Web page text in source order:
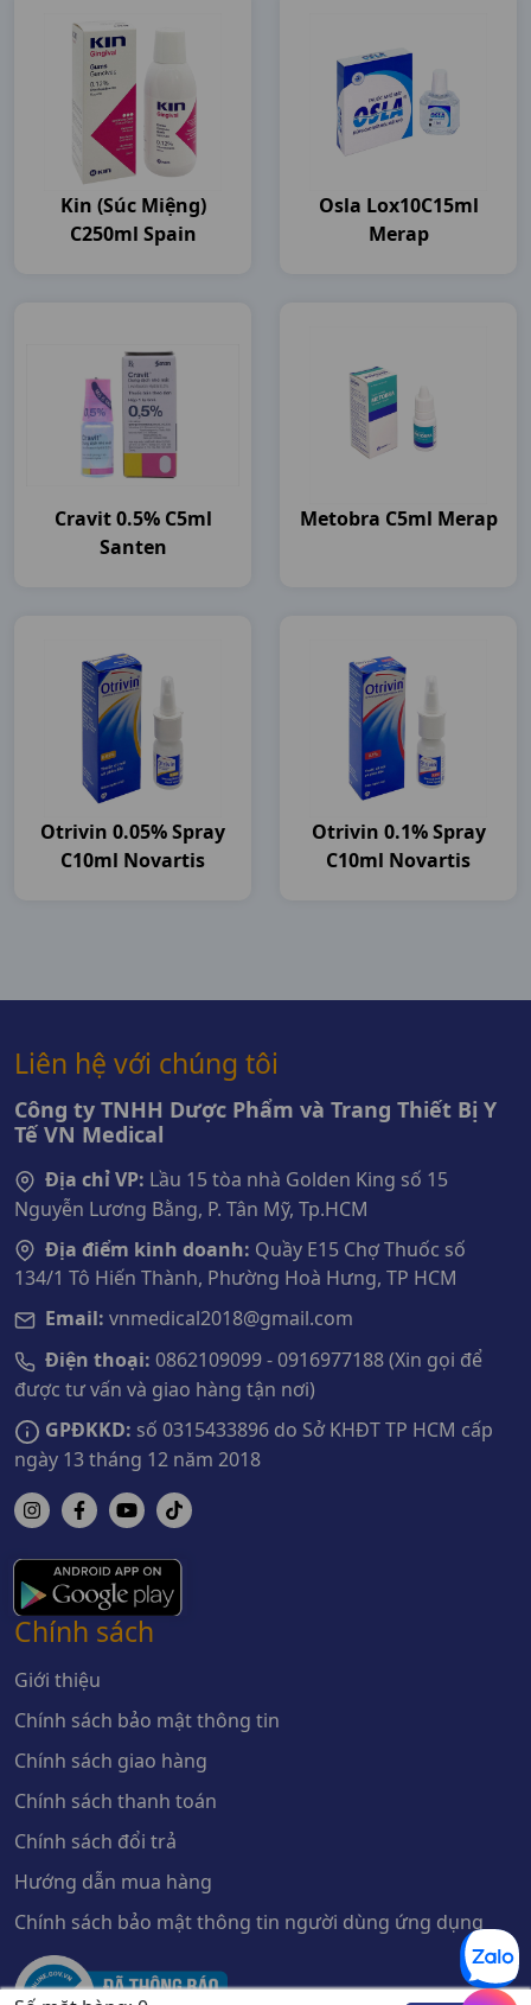
Kin (súc Miệng)
C250ml Spain
Osla Lox10C15ml
Merap
Cravit 0.5% C5ml
Santen
Metobra C5ml Merap
Otrivin 0.05% Spray
C10ml Novartis
Otrivin 0.1% Spray
C10ml Novartis
Liên hệ với chúng tôi
Công ty TNHH Dược Phẩm và Trang Thiết Bị Y
Tế VN Medical
Địa chỉ VP: Lầu 15 tòa nhà Golden King số 15
Nguyễn Lương Bằng, P. Tân Mỹ, Tp.HCM
Địa điểm kinh doanh: Quầy E15 Chợ Thuốc số
134/1 Tô Hiến Thành, Phường Hoà Hưng, TP HCM
Email: vnmedical2018@gmail.com
Điện thoại: 0862109099 - 0916977188 (Xin gọi để
được tư vấn và giao hàng tận nơi)
GPĐKKD: số 0315433896 do Sở KHĐT TP HCM cấp
ngày 13 tháng 12 năm 2018
Chính sách
Giới thiệu
Chính sách bảo mật thông tin
Chính sách giao hàng
Chính sách thanh toán
Chính sách đổi trả
Hướng dẫn mua hàng
Chính sách bảo mật thông tin người dùng ứng dụng